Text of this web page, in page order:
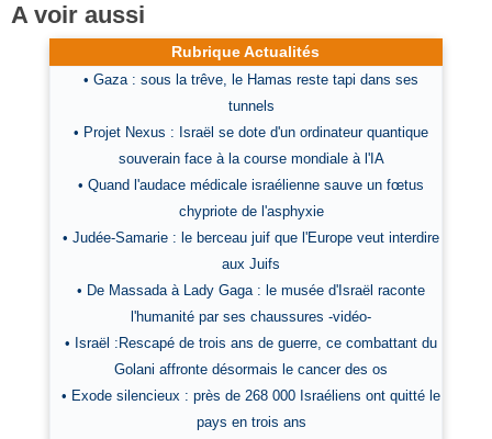
A voir aussi
Rubrique Actualités
• Gaza : sous la trêve, le Hamas reste tapi dans ses
tunnels
• Projet Nexus : Israël se dote d'un ordinateur quantique
souverain face à la course mondiale à l'IA
• Quand l'audace médicale israélienne sauve un fœtus
chypriote de l'asphyxie
• Judée-Samarie : le berceau juif que l'Europe veut interdire
aux Juifs
• De Massada à Lady Gaga : le musée d'Israël raconte
l'humanité par ses chaussures -vidéo-
• Israël :Rescapé de trois ans de guerre, ce combattant du
Golani affronte désormais le cancer des os
• Exode silencieux : près de 268 000 Israéliens ont quitté le
pays en trois ans